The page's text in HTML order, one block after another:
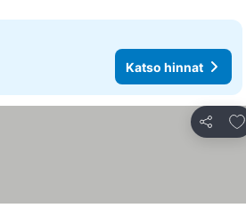
Katso hinnat
Jaa